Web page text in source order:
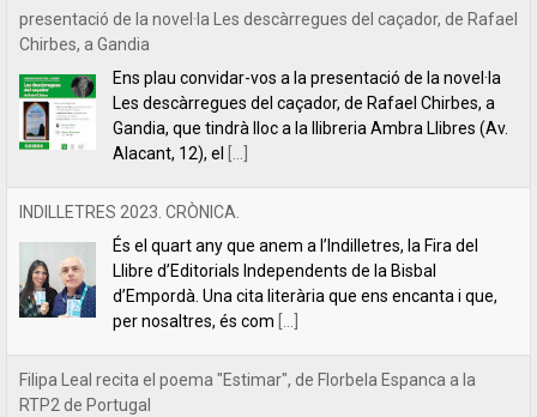
presentació de la novel·la Les descàrregues del caçador, de Rafael
Chirbes, a Gandia
Ens plau convidar-vos a la presentació de la novel·la
Les descàrregues del caçador, de Rafael Chirbes, a
Gandia, que tindrà lloc a la llibreria Ambra Llibres (Av.
Alacant, 12), el
INDILLETRES 2023. CRÒNICA.
És el quart any que anem a l’Indilletres, la Fira del
Llibre d’Editorials Independents de la Bisbal
d’Empordà. Una cita literària que ens encanta i que,
per nosaltres, és com
Filipa Leal recita el poema "Estimar", de Florbela Espanca a la
RTP2 de Portugal